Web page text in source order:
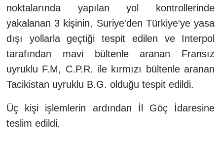
noktalarında yapılan yol kontrollerinde
yakalanan 3 kişinin, Suriye'den Türkiye'ye yasa
dışı yollarla geçtiği tespit edilen ve Interpol
tarafından mavi bültenle aranan Fransız
uyruklu F.M, C.P.R. ile kırmızı bültenle aranan
Tacikistan uyruklu B.G. olduğu tespit edildi.
Üç kişi işlemlerin ardından İl Göç İdaresine
teslim edildi.